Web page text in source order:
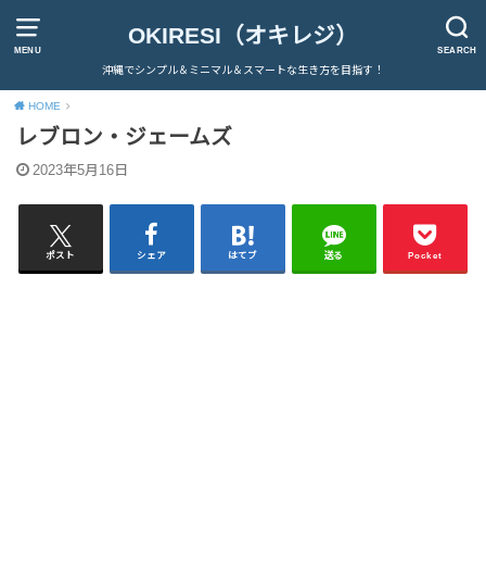
MENU SEARCH
OKIRESI（オキレジ）
沖縄でシンプル＆ミニマル＆スマートな生き方を目指す！
HOME
レブロン・ジェームズ
2023年5月16日
ポスト シェア はてブ 送る Pocket